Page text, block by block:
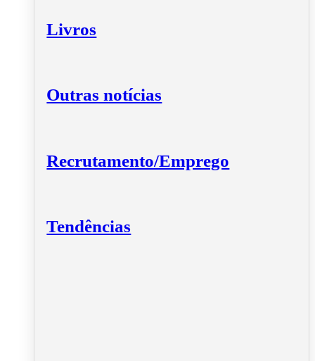
Livros
Outras notícias
Recrutamento/Emprego
Tendências